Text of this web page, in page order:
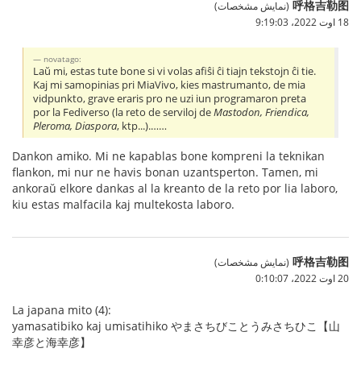
呼格吉勒图 (نمایش مشخصات)
18 اوت 2022،‏ 9:19:03
novatago:
Laŭ mi, estas tute bone si vi volas afiŝi ĉi tiajn tekstojn ĉi tie.
Kaj mi samopinias pri MiaVivo, kies mastrumanto, de mia
vidpunkto, grave eraris pro ne uzi iun programaron preta
por la Fediverso (la reto de serviloj deMastodon, Friendica,
Pleroma, Diaspora, ktp...).……
Dankon amiko. Mi ne kapablas bone kompreni la teknikan
flankon, mi nur ne havis bonan uzantsperton. Tamen, mi
ankoraŭ elkore dankas al la kreanto de la reto por lia laboro,
kiu estas malfacila kaj multekosta laboro.
呼格吉勒图 (نمایش مشخصات)
20 اوت 2022،‏ 0:10:07
La japana mito (4):
yamasatibiko kaj umisatihiko やまさちびことうみさちひこ【山
幸彦と海幸彦】